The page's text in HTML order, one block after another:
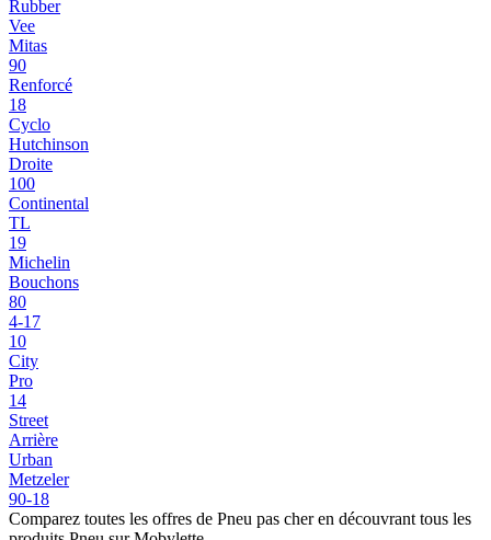
Rubber
Vee
Mitas
90
Renforcé
18
Cyclo
Hutchinson
Droite
100
Continental
TL
19
Michelin
Bouchons
80
4-17
10
City
Pro
14
Street
Arrière
Urban
Metzeler
90-18
Comparez toutes les offres de Pneu pas cher en découvrant tous les